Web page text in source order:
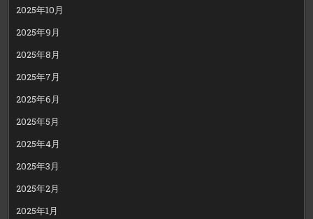
2025年10月
2025年9月
2025年8月
2025年7月
2025年6月
2025年5月
2025年4月
2025年3月
2025年2月
2025年1月